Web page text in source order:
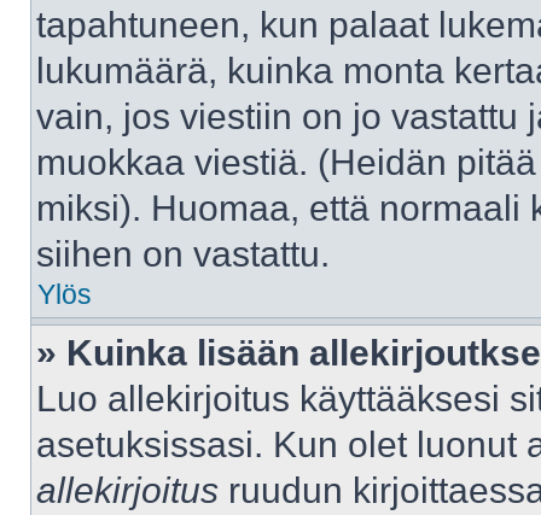
tapahtuneen, kun palaat
lukumäärä, kuinka monta
vain, jos viestiin on jo vastattu
muokkaa viestiä. (Heidän
miksi). Huomaa, että normaali
siihen on vastattu.
Ylös
» Kuinka lisään
Luo allekirjoitus käyttääksesi
asetuksissasi. Kun olet luonut
allekirjoitus ruudun